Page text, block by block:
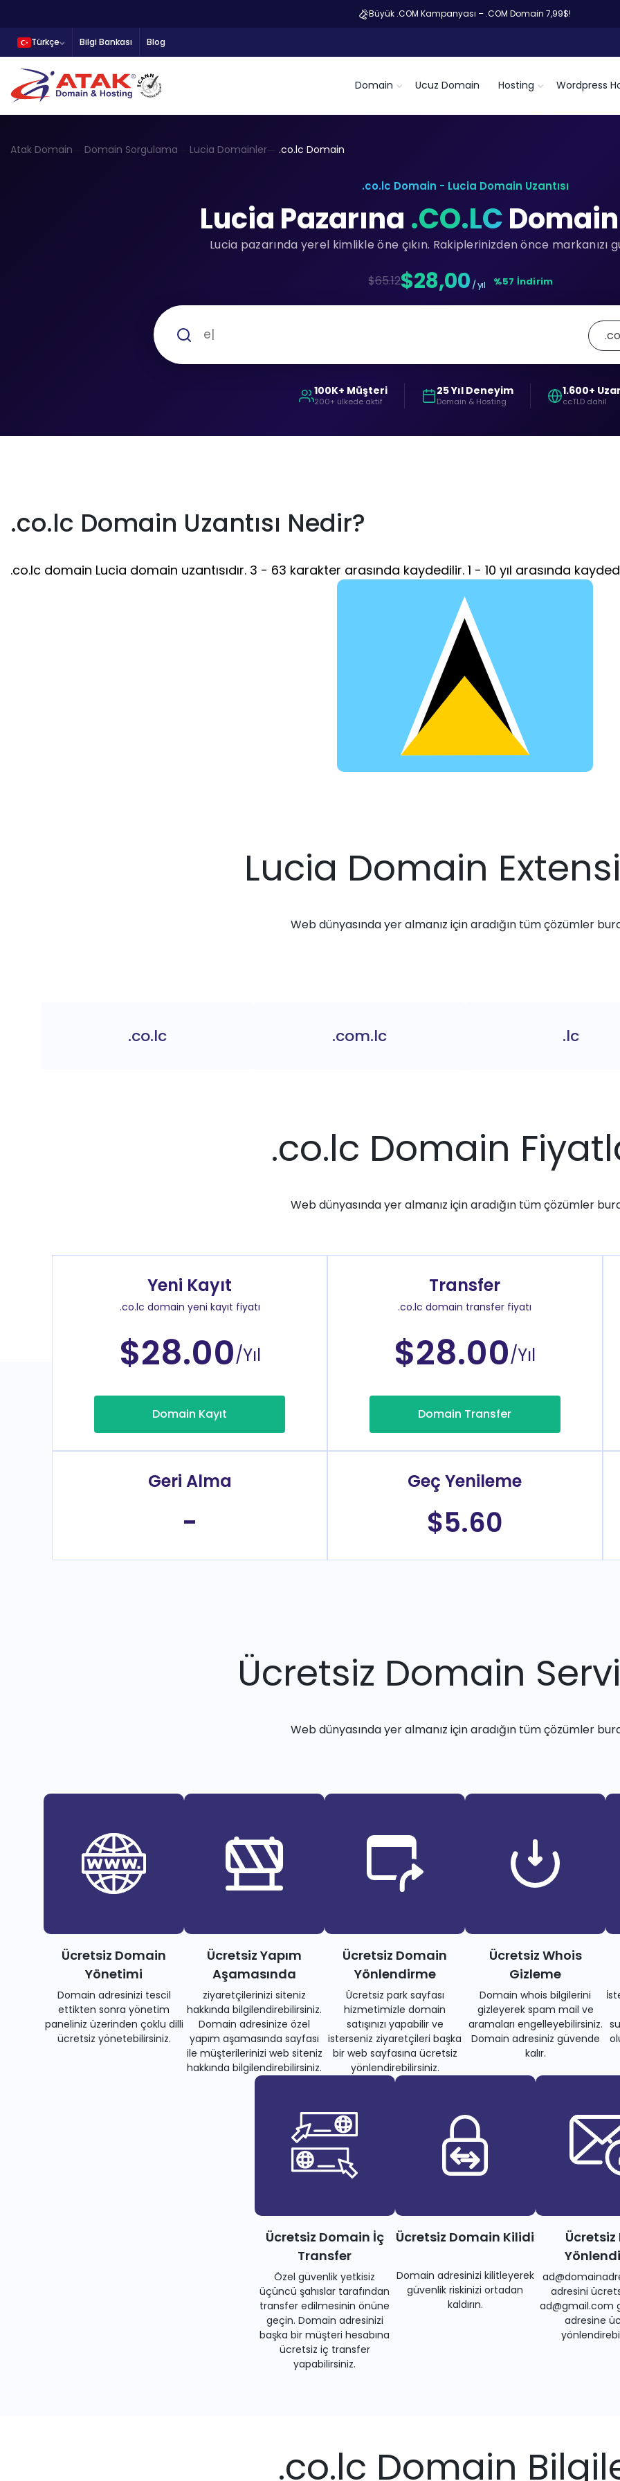
Büyük .COM Kampanyası – .COM Domain 7,99$!
Türkçe Bilgi Bankası Blog
Domain Ucuz Domain Hosting Wordpress
Atak Domain Domain Sorgulama Lucia Domainler .co.lc Domain
.co.lc Domain - Lucia Domain Uzantısı
Lucia Pazarına .CO.LC
Lucia pazarında yerel kimlikle öne çıkın. Rakiplerinizden önce markanızı
$65.12$28,00 / yıl %57 İndirim
100K+ Müşteri
200+ ülkede aktif
25 Yıl Deneyim
Domain & Hosting
1.600+
ccTLD dahil
.co.lc Domain Uzantısı Nedir?
.co.lc domain Lucia domain uzantısıdır. 3 - 63 karakter arasında kaydedilir. 1 - 10 yıl arasında
Lucia Domain
Web dünyasında yer almanız için aradığın tüm çözümler
.co.lc .com.lc .lc
.co.lc Domain
Web dünyasında yer almanız için aradığın tüm çözümler
Yeni Kayıt
.co.lc domain yeni kayıt fiyatı
$28.00/Yıl
Domain Kayıt
Transfer
.co.lc domain transfer fiyatı
$28.00/Yıl
Domain Transfer
Geri Alma
-
Geç Yenileme
$5.60
Ücretsiz Domain
Web dünyasında yer almanız için aradığın tüm çözümler
Ücretsiz Domain
Yönetimi
Domain adresinizi tescil
ettikten sonra yönetim
paneliniz üzerinden çoklu dilli
ücretsiz yönetebilirsiniz.
Ücretsiz Yapım
Aşamasında
ziyaretçilerinizi siteniz
hakkında bilgilendirebilirsiniz.
Domain adresinize özel
yapım aşamasında sayfası
ile müşterilerinizi web siteniz
hakkında bilgilendirebilirsiniz.
Ücretsiz Domain
Yönlendirme
Ücretsiz park sayfası
hizmetimizle domain
satışınızı yapabilir ve
isterseniz ziyaretçileri başka
bir web sayfasına ücretsiz
yönlendirebilirsiniz.
Ücretsiz Whois
Gizleme
Domain whois bilgilerini
gizleyerek spam mail ve
aramaları engelleyebilirsiniz.
Domain adresiniz güvende
kalır.
Ücretsiz Domain İç
Transfer
Özel güvenlik yetkisiz
üçüncü şahıslar tarafından
transfer edilmesinin önüne
geçin. Domain adresinizi
başka bir müşteri hesabına
ücretsiz iç transfer
yapabilirsiniz.
Ücretsiz Domain Kilidi
Domain adresinizi kilitleyerek
güvenlik riskinizi ortadan
kaldırın.
Ücretsiz
adresini
ad@gmail.com
adresine
.co.lc Domain